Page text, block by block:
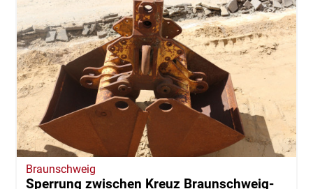
Braunschweig
Sperrung zwischen Kreuz Braunschweig-